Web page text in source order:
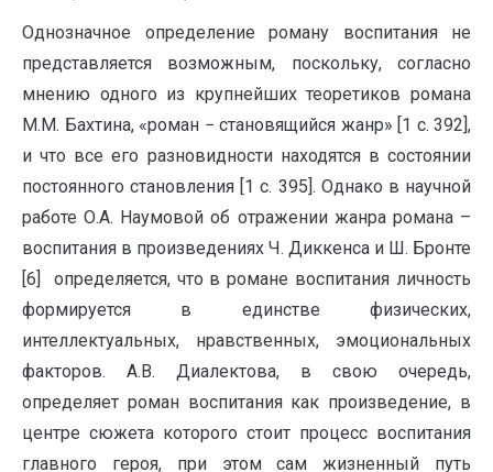
Однозначное определение роману воспитания не
представляется возможным, поскольку, согласно
мнению одного из крупнейших теоретиков романа
М.М. Бахтина, «роман − становящийся жанр» [1 c. 392],
и что все его разновидности находятся в состоянии
постоянного становления [1 c. 395]. Однако в научной
работе О.А. Наумовой об отражении жанра романа –
воспитания в произведениях Ч. Диккенса и Ш. Бронте
[6] определяется, что в романе воспитания личность
формируется в единстве физических,
интеллектуальных, нравственных, эмоциональных
факторов. А.В. Диалектова, в свою очередь,
определяет роман воспитания как произведение, в
центре сюжета которого стоит процесс воспитания
главного героя, при этом сам жизненный путь